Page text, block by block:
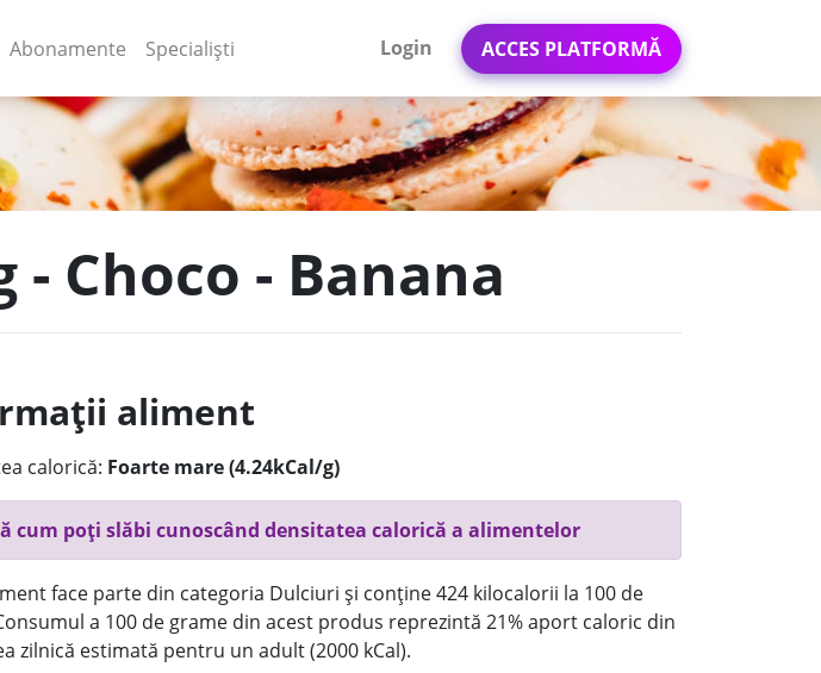
(current)
Abonamente Specialiști Login ACCES PLATFORMĂ
Choco - Banana
aliment
calorică: Foarte mare (4.24kCal/g)
cum poți slăbi cunoscând densitatea calorică a alimentelor
face parte din categoria Dulciuri și conține 424 kilocalorii la 100 de
a 100 de grame din acest produs reprezintă 21% aport caloric din
zilnică estimată pentru un adult (2000 kCal).